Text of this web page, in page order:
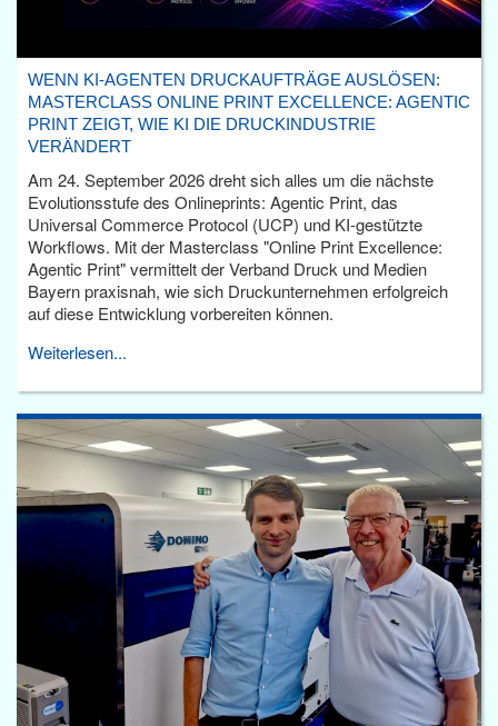
WENN KI-AGENTEN DRUCKAUFTRÄGE AUSLÖSEN:
MASTERCLASS ONLINE PRINT EXCELLENCE: AGENTIC
PRINT ZEIGT, WIE KI DIE DRUCKINDUSTRIE
VERÄNDERT
Am 24. September 2026 dreht sich alles um die nächste
Evolutionsstufe des Onlineprints: Agentic Print, das
Universal Commerce Protocol (UCP) und KI-gestützte
Workflows. Mit der Masterclass "Online Print Excellence:
Agentic Print" vermittelt der Verband Druck und Medien
Bayern praxisnah, wie sich Druckunternehmen erfolgreich
auf diese Entwicklung vorbereiten können.
Weiterlesen...